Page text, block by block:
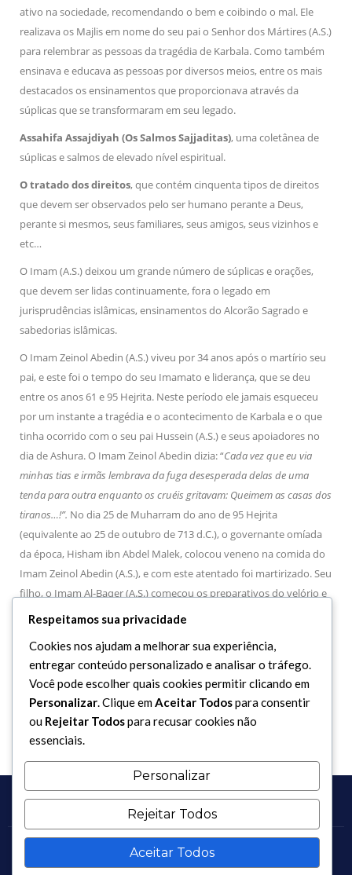
ativo na sociedade, recomendando o bem e coibindo o mal. Ele
realizava os Majlis em nome do seu pai o Senhor dos Mártires (A.S.)
para relembrar as pessoas da tragédia de Karbala. Como também
ensinava e educava as pessoas por diversos meios, entre os mais
destacados os ensinamentos que proporcionava através da
súplicas que se transformaram em seu legado.
Assahifa Assajdiyah (Os Salmos Sajjaditas), uma coletânea de
súplicas e salmos de elevado nível espiritual.
O tratado dos direitos, que contém cinquenta tipos de direitos
que devem ser observados pelo ser humano perante a Deus,
perante si mesmos, seus familiares, seus amigos, seus vizinhos e
etc…
O Imam (A.S.) deixou um grande número de súplicas e orações,
que devem ser lidas continuamente, fora o legado em
jurisprudências islâmicas, ensinamentos do Alcorão Sagrado e
sabedorias islâmicas.
O Imam Zeinol Abedin (A.S.) viveu por 34 anos após o martírio seu
pai, e este foi o tempo do seu Imamato e liderança, que se deu
entre os anos 61 e 95 Hejrita. Neste período ele jamais esqueceu
por um instante a tragédia e o acontecimento de Karbala e o que
tinha ocorrido com o seu pai Hussein (A.S.) e seus apoiadores no
dia de Ashura. O Imam Zeinol Abedin dizia: “Cada vez que eu via
minhas tias e irmãs lembrava da fuga desesperada delas de uma
tenda para outra enquanto os cruéis gritavam: Queimem as casas dos
tiranos…!”. No dia 25 de Muharram do ano de 95 Hejrita
(equivalente ao 25 de outubro de 713 d.C.), o governante omíada
da época, Hisham ibn Abdel Malek, colocou veneno na comida do
Imam Zeinol Abedin (A.S.), e com este atentado foi martirizado. Seu
filho, o Imam Al-Baqer (A.S.) começou os preparativos do velório e
do enterro, e concedeu ao Imam Ali ibnol Hussein (A.S.) um velório
Al-Baqui, ao lado do seu tio Imam Al-Hassan Ali ibn abi Taleb (A.S.).
Que as saudações estejam com ele no dia do seu nascimento, no
dia de sua morte e no dia em que será ressuscitado vivo.
Copyright 2017 - 2026 / Todos os direitos reservados.
Respeitamos sua privacidade
Cookies nos ajudam a melhorar sua experiência,
entregar conteúdo personalizado e analisar o tráfego.
Você pode escolher quais cookies permitir clicando em
Personalizar. Clique emAceitar Todospara consentir
ou Rejeitar Todospara recusar cookies não
essenciais.
Personalizar
Rejeitar Todos
Aceitar Todos